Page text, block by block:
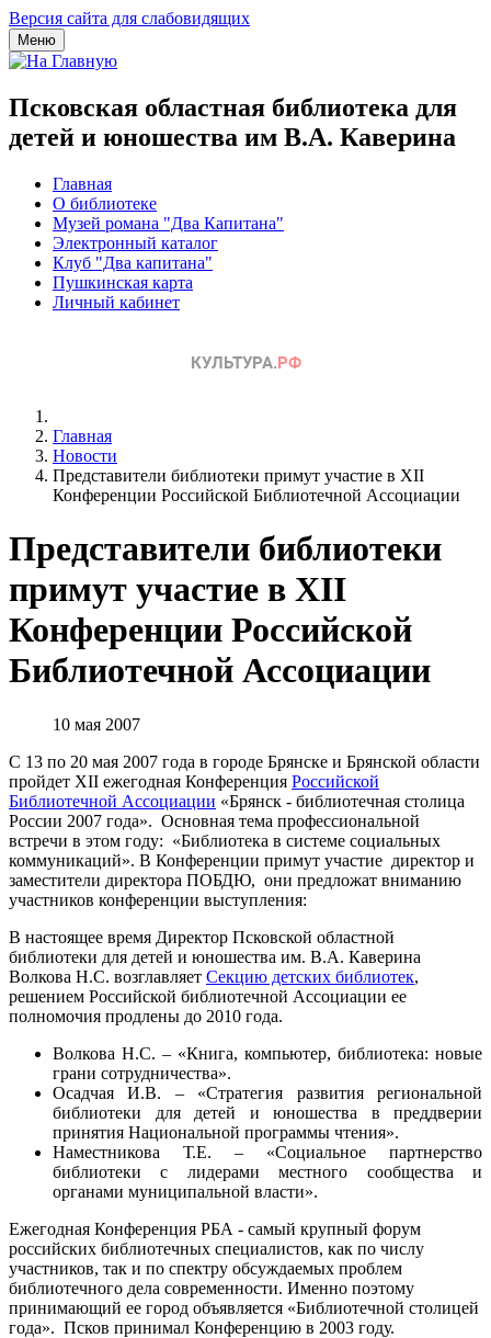
Версия сайта для слабовидящих
Меню
Псковская областная библиотека для
детей и юношества им В.А. Каверина
Главная
О библиотеке
Музей романа "Два Капитана"
Электронный каталог
Клуб "Два капитана"
Пушкинская карта
Личный кабинет
Главная
Новости
Представители библиотеки примут участие в XII
Конференции Российской Библиотечной Ассоциации
Представители библиотеки
примут участие в XII
Конференции Российской
Библиотечной Ассоциации
10 мая 2007
С 13 по 20 мая 2007 года в городе Брянске и Брянской области
пройдет XII ежегодная Конференция Российской
Библиотечной Ассоциации «Брянск - библиотечная столица
России 2007 года». Основная тема профессиональной
встречи в этом году: «Библиотека в системе социальных
коммуникаций». В Конференции примут участие директор и
заместители директора ПОБДЮ, они предложат вниманию
участников конференции выступления:
В настоящее время Директор Псковской областной
библиотеки для детей и юношества им. В.А. Каверина
Волкова Н.С. возглавляет Секцию детских библиотек,
решением Российской библиотечной Ассоциации ее
полномочия продлены до 2010 года.
Волкова Н.С. – «Книга, компьютер, библиотека: новые
грани сотрудничества».
Осадчая И.В. – «Стратегия развития региональной
библиотеки для детей и юношества в преддверии
принятия Национальной программы чтения».
Наместникова Т.Е. – «Социальное партнерство
библиотеки с лидерами местного сообщества и
органами муниципальной власти».
Ежегодная Конференция РБА - самый крупный форум
российских библиотечных специалистов, как по числу
участников, так и по спектру обсуждаемых проблем
библиотечного дела современности. Именно поэтому
принимающий ее город объявляется «Библиотечной столицей
года». Псков принимал Конференцию в 2003 году.